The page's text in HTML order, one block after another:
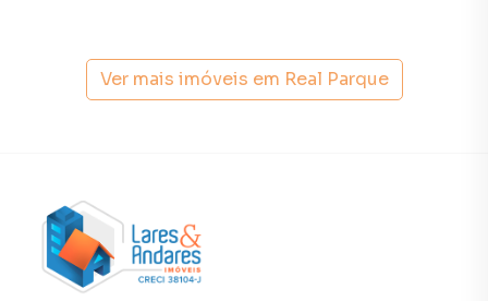
São Paulo, especialmente em Real Parque. Isso porque
temos uma equipe de marketing digital focada em produzir
imóvel mais rápido. Contamos também com um time de
programadores, corretores treinados e uma central de
atendimento preparada para atender proprietários e
inquilinos.
Ver mais imóveis em Real Parque